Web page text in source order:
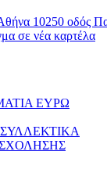
10250 οδός
σε νέα καρτέλα
ΕΥΡΩ